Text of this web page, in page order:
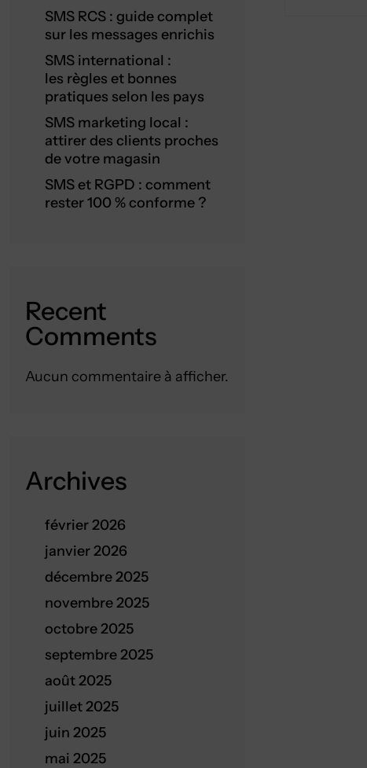
SMS RCS : guide complet
sur les messages enrichis
SMS international :
les règles et bonnes
pratiques selon les pays
SMS marketing local :
attirer des clients proches
de votre magasin
SMS et RGPD : comment
rester 100 % conforme ?
Recent
Comments
Aucun commentaire à afficher.
Archives
février 2026
janvier 2026
décembre 2025
novembre 2025
octobre 2025
septembre 2025
août 2025
juillet 2025
juin 2025
mai 2025